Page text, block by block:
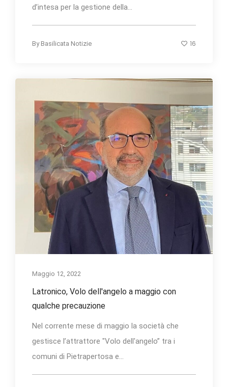
d’intesa per la gestione della...
By Basilicata Notizie 16
Maggio 12, 2022
Latronico, Volo dell'angelo a maggio con
qualche precauzione
Nel corrente mese di maggio la società che
gestisce l’attrattore "Volo dell'angelo” tra i
comuni di Pietrapertosa e...